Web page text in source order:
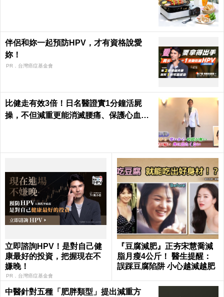
伴侶和妳一起預防HPV，才有資格說愛
妳！
PR．台灣癌症基金會
比健走有效3倍！日名醫證實1分鐘活屍
操，不但減重更能消滅腰痛、保護心血管
立即諮詢HPV！是對自己健
康最好的投資，把握現在不
嫌晚！
PR．台灣癌症基金會
『豆腐減肥』正夯宋慧喬減
脂月瘦4公斤！ 醫生提醒：
誤踩豆腐陷阱 小心越減越肥
中醫針對五種「肥胖類型」提出減重方